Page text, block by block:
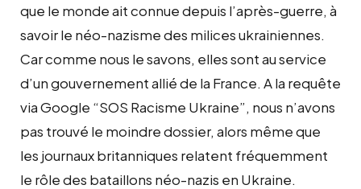
que le monde ait connue depuis l’après-guerre, à
savoir le néo-nazisme des milices ukrainiennes.
Car comme nous le savons, elles sont au service
d’un gouvernement allié de la France. A la requête
via Google “SOS Racisme Ukraine”, nous n’avons
pas trouvé le moindre dossier, alors même que
les journaux britanniques relatent fréquemment
le rôle des bataillons néo-nazis en Ukraine.